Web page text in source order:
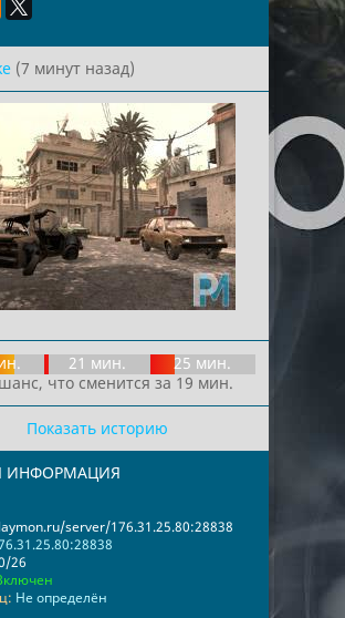
(7 минут назад)
21 мин.
25 мин.
что сменится за 19 мин.
Показать историю
ИНФОРМАЦИЯ
server/176.31.25.80:28838
26
Не определён